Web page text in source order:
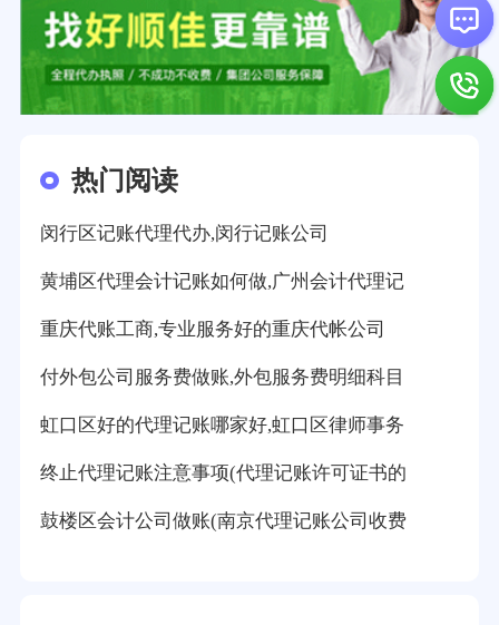
热门阅读
闵行区记账代理代办,闵行记账公司
黄埔区代理会计记账如何做,广州会计代理记
重庆代账工商,专业服务好的重庆代帐公司
付外包公司服务费做账,外包服务费明细科目
虹口区好的代理记账哪家好,虹口区律师事务
终止代理记账注意事项(代理记账许可证书的
鼓楼区会计公司做账(南京代理记账公司收费